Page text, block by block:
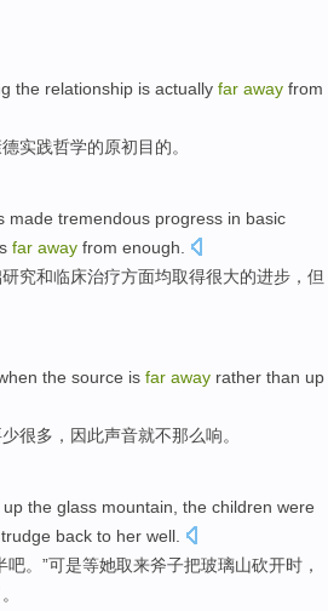
the relationship is actually far away from
实践哲学的原初目的。
made tremendous progress in basic
far away from enough
研究和临床治疗方面均取得很大的进步 ， 但
the source is far away rather than up
少很多 ， 因此声音就不那么响。
up the glass mountain the children were
back to her well
吧。”可是等她取来斧子把玻璃山砍开时，